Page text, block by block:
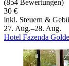
(854 Bewertungen)
30 €
inkl. Steuern &
27. Aug.–28. Aug.
Hotel Fazenda